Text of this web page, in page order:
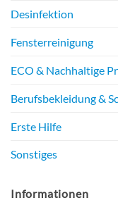
Desinfektion
Fensterreinigung
ECO & Nachhaltige
Berufsbekleidung &
Erste Hilfe
Sonstiges
Informationen